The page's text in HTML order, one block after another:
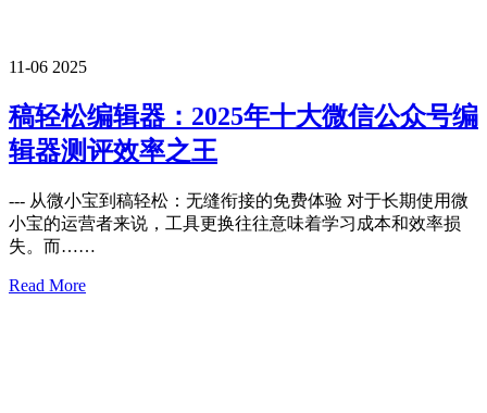
11-06 2025
稿轻松编辑器：2025年十大微信公众号编
辑器测评效率之王
--- 从微小宝到稿轻松：无缝衔接的免费体验 对于长期使用微
小宝的运营者来说，工具更换往往意味着学习成本和效率损
失。而……
Read More